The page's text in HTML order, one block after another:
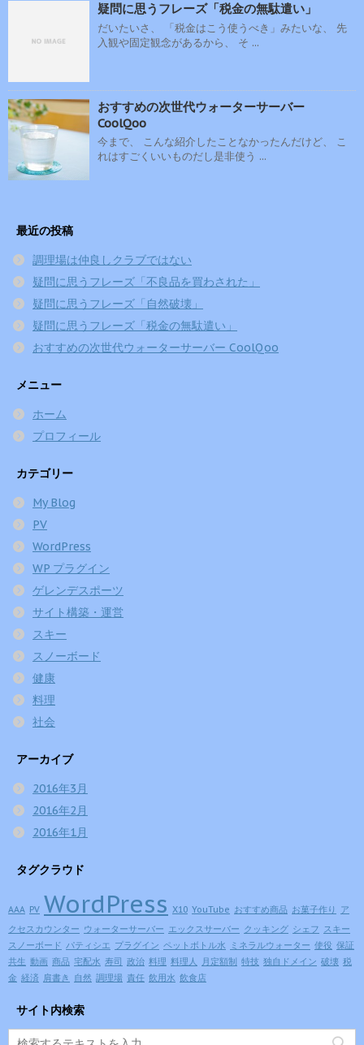
疑問に思うフレーズ「税金の無駄遣い」
だいたいさ、 「税金はこう使うべき」みたいな、 先
入観や固定観念があるから、 そ ...
おすすめの次世代ウォーターサーバー
CoolQoo
今まで、 こんな紹介したことなかったんだけど、 こ
れはすごくいいものだし是非使う ...
最近の投稿
調理場は仲良しクラブではない
疑問に思うフレーズ「不良品を買わされた」
疑問に思うフレーズ「自然破壊」
疑問に思うフレーズ「税金の無駄遣い」
おすすめの次世代ウォーターサーバー CoolQoo
メニュー
ホーム
プロフィール
カテゴリー
My Blog
PV
WordPress
WP プラグイン
ゲレンデスポーツ
サイト構築・運営
スキー
スノーボード
健康
料理
社会
アーカイブ
2016年3月
2016年2月
2016年1月
タグクラウド
AAA PV WordPress X10 YouTube おすすめ商品 お菓子作り
ア
クセスカウンター ウォーターサーバー エックスサーバー クッキング シェフ スキー
スノーボード パティシエ プラグイン ペットボトル水 ミネラルウォーター 使役 保証
共生 動画 商品 宅配水 寿司 政治 料理 料理人 月定額制 特技 独自ドメイン 破壊 税
金 経済 肩書き 自然 調理場 責任 飲用水 飲食店
サイト内検索